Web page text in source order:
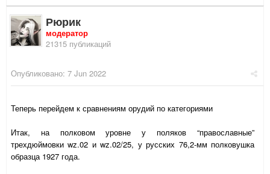
Рюрик
модератор
21315 публикаций
Опубликовано: 7 Jun 2022
Теперь перейдем к сравнениям орудий по категориями
Итак, на полковом уровне у поляков “православные”
трехдюймовкиwz.02 иwz.02/25, у русских 76,2-мм полковушка
образца 1927 года.